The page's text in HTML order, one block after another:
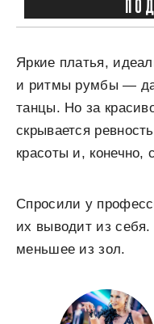
Яркие платья,
и ритмы румбы —
танцы. Но за
скрывается
красоты и, конечно,
Спросили у
их выводит из
меньшее из зол.